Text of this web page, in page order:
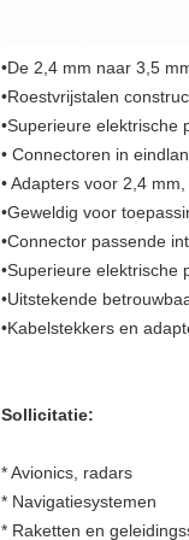
•De 2,4 mm naar 3,5
•Roestvrijstalen
•Superieure elektrische
• Connectoren in
• Adapters voor 2,4
•Geweldig voor
•Connector passende
•Superieure elektrische
•Uitstekende
•Kabelstekkers en
Sollicitatie:
* Avionics, radars
* Navigatiesystemen
* Raketten en